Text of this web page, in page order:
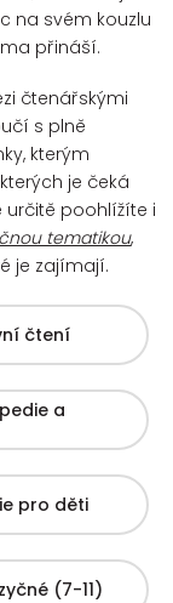
na svém kouzlu
přináší.
čtenářskými
s plně
kterým
je čeká
určitě poohlížíte i
tematikou,
je zajímají.
čtení
a
pro děti
(7-11)